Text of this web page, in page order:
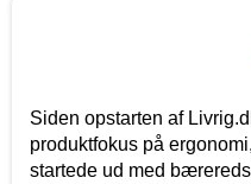
Siden opstarten af
produktfokus på
startede ud med